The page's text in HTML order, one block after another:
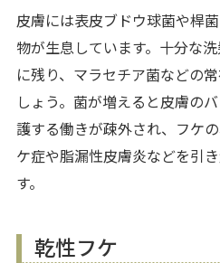
皮膚には表皮ブドウ球菌や桿
物が生息しています。十分な
に残り、マラセチア菌などの
しょう。菌が増えると皮膚の
護する働きが疎外され、フケ
ケ症や脂漏性皮膚炎などを引
す。
乾性フケ